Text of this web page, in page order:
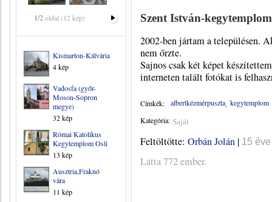
1/2oldal (12 kép)
Kismarton-Kálvária
4 kép
Vadosfa (győr-
Moson-Sopron
megye)
32 kép
Római Katolikus
Kegytemplom Osli
13 kép
Ausztria,Fraknó
vára
11 kép
Szent István-kegytemplom
2002-ben jártam a településen.
nem őrzte.
Sajnos csak két képet
interneten talált fotókat is
Címkék: albertkézmérpuszta kegytemplom
Kategória: Saját
Feltöltötte: Orbán Jolán | 15 éve
Látta 772 ember.